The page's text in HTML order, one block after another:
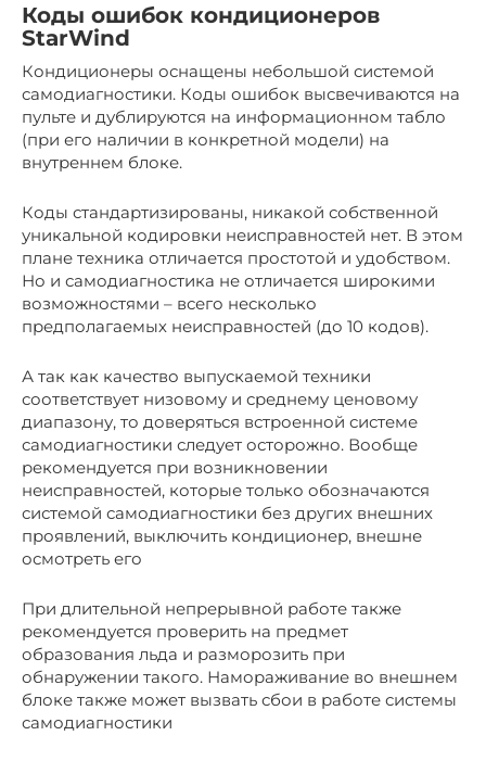
Коды ошибок кондиционеров
StarWind
Кондиционеры оснащены небольшой системой
самодиагностики. Коды ошибок высвечиваются на
пульте и дублируются на информационном табло
(при его наличии в конкретной модели) на
внутреннем блоке.
Коды стандартизированы, никакой собственной
уникальной кодировки неисправностей нет. В этом
плане техника отличается простотой и удобством.
Но и самодиагностика не отличается широкими
возможностями – всего несколько
предполагаемых неисправностей (до 10 кодов).
А так как качество выпускаемой техники
соответствует низовому и среднему ценовому
диапазону, то доверяться встроенной системе
самодиагностики следует осторожно. Вообще
рекомендуется при возникновении
неисправностей, которые только обозначаются
системой самодиагностики без других внешних
проявлений, выключить кондиционер, внешне
осмотреть его
При длительной непрерывной работе также
рекомендуется проверить на предмет
образования льда и разморозить при
обнаружении такого. Намораживание во внешнем
блоке также может вызвать сбои в работе системы
самодиагностики